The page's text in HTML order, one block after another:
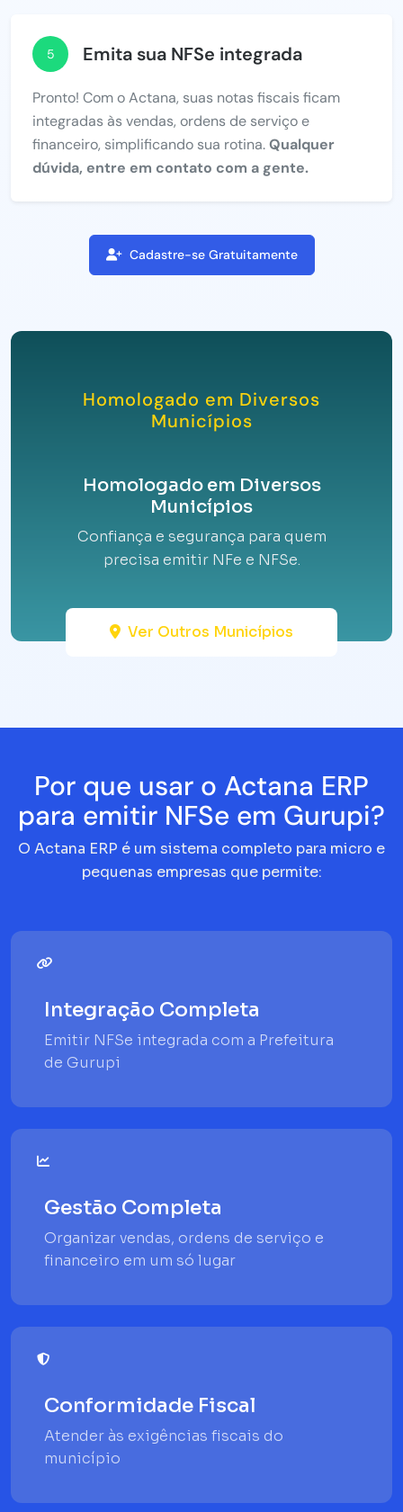
5 Emita sua NFSe integrada
Pronto! Com o Actana, suas notas fiscais ficam
integradas às vendas, ordens de serviço e
financeiro, simplificando sua rotina.Qualquer
dúvida, entre em contato com a gente.
Cadastre-se Gratuitamente
Homologado em Diversos
Municípios
Homologado em Diversos
Municípios
Confiança e segurança para quem
precisa emitir NFe e NFSe.
Ver Outros Municípios
Por que usar o Actana ERP
para emitir NFSe em Gurupi?
O Actana ERP é um sistema completo para micro e
pequenas empresas que permite:
Integração Completa
Emitir NFSe integrada com a Prefeitura
de Gurupi
Gestão Completa
Organizar vendas, ordens de serviço e
financeiro em um só lugar
Conformidade Fiscal
Atender às exigências fiscais do
município